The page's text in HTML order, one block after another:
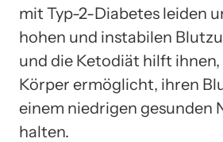
mit Typ-2-Diabetes leiden
hohen und instabilen
und die Ketodiät hilft ihnen,
Körper ermöglicht, ihren
einem niedrigen gesunden
halten.